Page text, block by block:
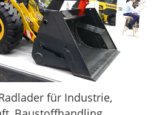
für Industrie,